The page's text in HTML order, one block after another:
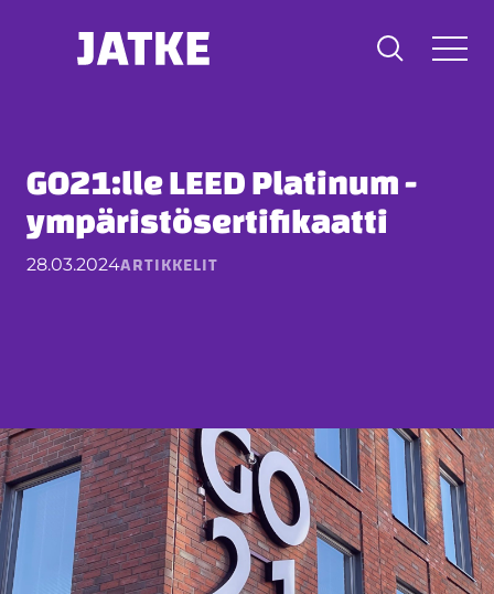
GO21:lle LEED Platinum -
ympäristösertifikaatti
28.03.2024ARTIKKELIT